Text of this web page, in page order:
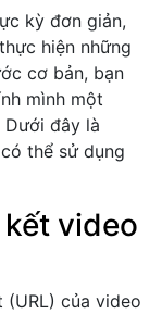
kỳ đơn giản,
hiện những
cơ bản, bạn
mình một
đây là
thể sử dụng
kết video
của video